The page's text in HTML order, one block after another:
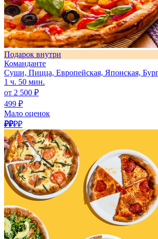
Подарок внутри
Команданте
Суши, Пицца, Европейская, Японская,
1 ч. 50 мин.
от 2 500 ₽
499 ₽
Мало оценок
₽₽₽₽